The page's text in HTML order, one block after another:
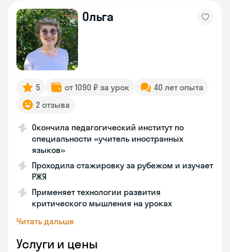
Ольга
5 от 1090 ₽ за урок
40 лет опыта
2 отзыва
Окончила педагогический институт по
специальности «учитель иностранных
языков»
Проходила стажировку за рубежом и изучает
РЖЯ
Применяет технологии развития
критического мышления на уроках
Читать дальше
Услуги и цены